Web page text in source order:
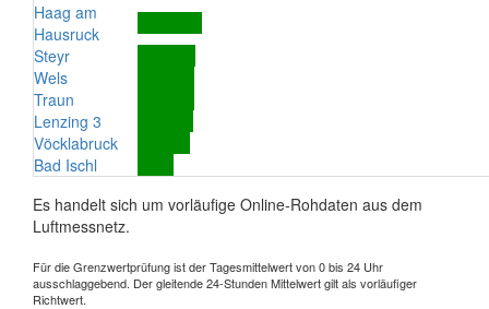
Haag am
Hausruck
Steyr
Wels
Traun
Lenzing 3
Vöcklabruck
Bad Ischl
Es handelt sich um vorläufige Online-Rohdaten aus dem
Luftmessnetz.
Für die Grenzwertprüfung ist der Tagesmittelwert von 0 bis 24 Uhr
ausschlaggebend. Der gleitende 24-Stunden Mittelwert gilt als vorläufiger
Richtwert.